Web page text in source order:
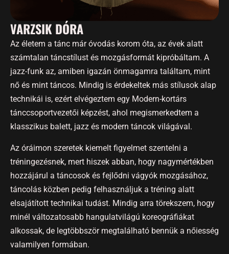
VARZSIK DÓRA
Az életem a tánc már óvodás korom óta, az évek alatt
számtalan táncstílust és mozgásformát kipróbáltam. A
jazz-funk az, amiben igazán önmagamra találtam, mint
nő és mint táncos. Mindig is érdekeltek más stílusok alap
technikái is, ezért elvégeztem egy Modern-kortárs
tánccsoportvezetői képzést, ahol megismerkedtem a
klasszikus balett, jazz és modern táncok világával.
Az óráimon szeretek kiemelt figyelmet szentelni a
tréningezésnek, mert hiszek abban, hogy nagymértékben
hozzájárul a táncosok és fejlődni vágyók mozgásához,
táncolás közben pedig felhasználjuk a tréning alatt
elsajátított technikai tudást. Mindig arra törekszem, hogy
minél változatosabb hangulatvilágú koreográfiákat
alkossak, de legtöbbször megtalálható bennük a nőiesség
valamilyen formában.